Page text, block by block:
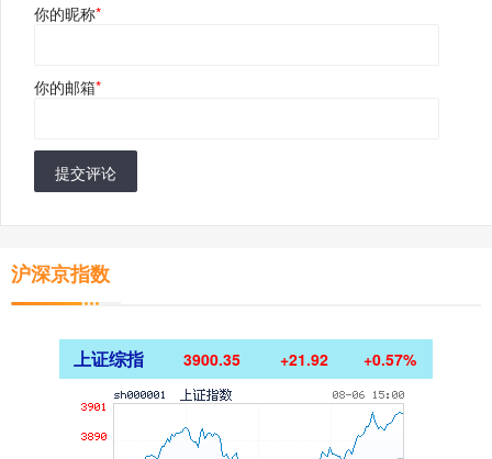
你的昵称*
你的邮箱*
提交评论
沪深京指数
上证综指 3900.35 +21.92 +0.57%